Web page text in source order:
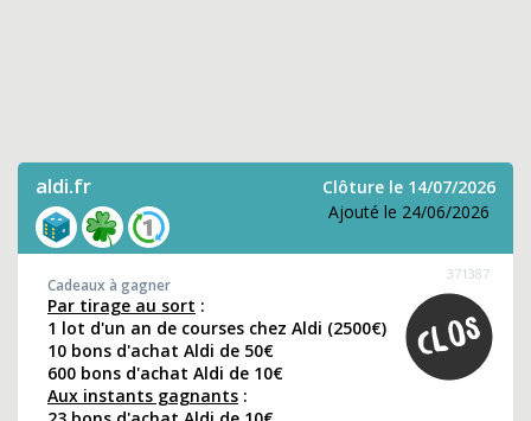
aldi.fr
Clôture le 14/07/2026
Ajouté le 24/06/2026
371387
Cadeaux à gagner
Par tirage au sort :
1 lot d'un an de courses chez Aldi (2500€)
10 bons d'achat Aldi de 50€
600 bons d'achat Aldi de 10€
Aux instants gagnants :